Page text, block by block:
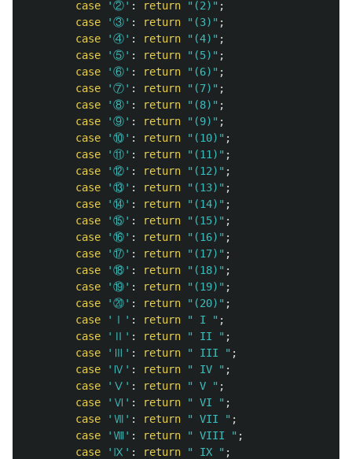
case '②' : return "(2)" ;
case
'③' : return "(3)" ;
case
'④' : return "(4)" ;
case
'⑤' : return "(5)" ;
case
'⑥' : return "(6)" ;
case
'⑦' : return "(7)" ;
case
'⑧' : return "(8)" ;
case
'⑨' : return "(9)" ;
case
'⑩' : return "(10)" ;
case
'⑪' : return "(11)" ;
case
'⑫' : return "(12)" ;
case
'⑬' : return "(13)" ;
case
'⑭' : return "(14)" ;
case
'⑮' : return "(15)" ;
case
'⑯' : return "(16)" ;
case
'⑰' : return "(17)" ;
case
'⑱' : return "(18)" ;
case
'⑲' : return "(19)" ;
case
'⑳' : return "(20)" ;
case
'Ⅰ' : return " I " ;
case
'Ⅱ' : return " II " ;
case
'Ⅲ' : return " III " ;
case
'Ⅳ' : return " IV " ;
case
'Ⅴ' : return " V " ;
case
'Ⅵ' : return " VI " ;
case
'Ⅶ' : return " VII " ;
case
'Ⅷ' : return " VIII " ;
case
'Ⅸ' : return " IX " ;